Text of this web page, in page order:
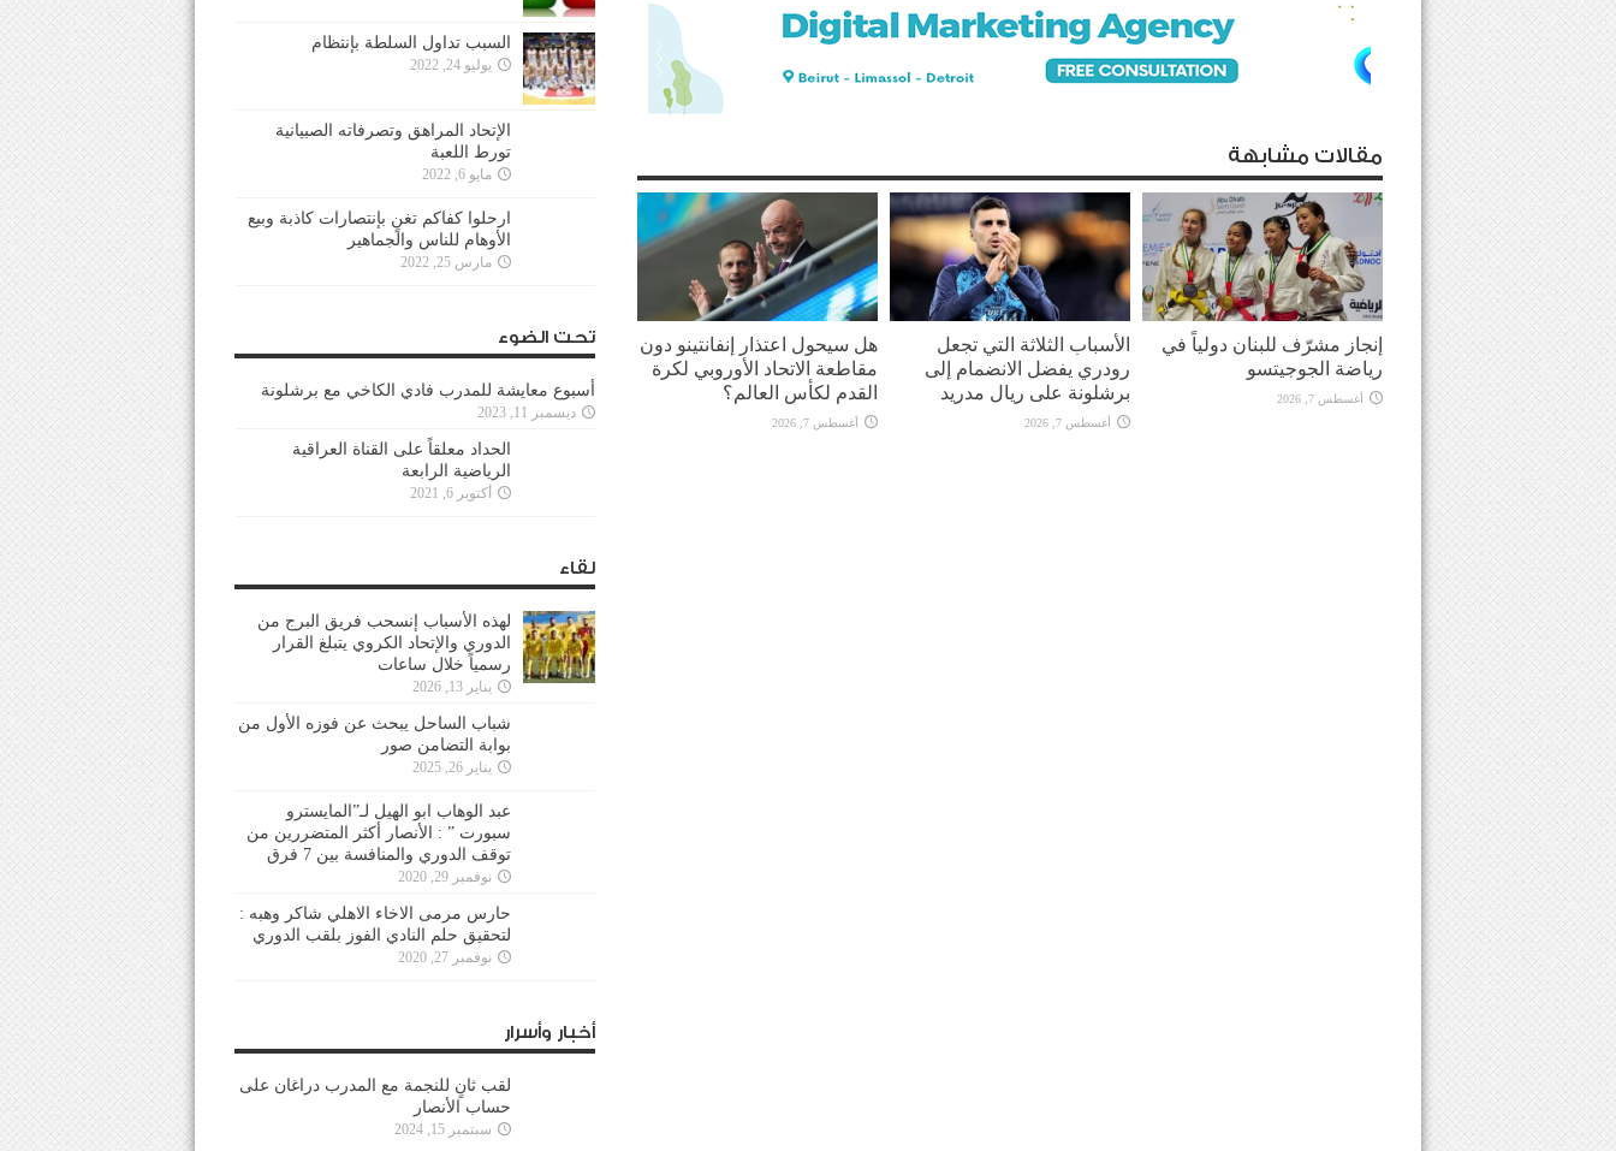
مقالات مشابهة
إنجاز مشرّف للبنان دولياً في
رياضة الجوجيتسو
أغسطس 7, 2026
الأسباب الثلاثة التي تجعل
رودري يفضل الانضمام إلى
برشلونة على ريال مدريد
أغسطس 7, 2026
هل سيحول اعتذار إنفانتينو دون
مقاطعة الاتحاد الأوروبي لكرة
القدم لكأس العالم؟
أغسطس 7, 2026
السبب تداول السلطة بإنتظام
يوليو 24, 2022
الإتحاد المراهق وتصرفاته الصبيانية
تورط اللعبة
مايو 6, 2022
ارحلوا كفاكم تغنٍ بإنتصارات كاذبة وبيع
الأوهام للناس والجماهير
مارس 25, 2022
تحت الضوء
أسبوع معايشة للمدرب فادي الكاخي مع برشلونة
ديسمبر 11, 2023
الحداد معلقاً على القناة العراقية
الرياضية الرابعة
أكتوبر 6, 2021
لقاء
لهذه الأسباب إنسحب فريق البرج من
الدوري والإتحاد الكروي يتبلغ القرار
رسمياً خلال ساعات
يناير 13, 2026
شباب الساحل يبحث عن فوزه الأول من
بوابة التضامن صور
يناير 26, 2025
عبد الوهاب ابو الهيل لـ”المايسترو
سبورت ” : الأنصار أكثر المتضررين من
توقف الدوري والمنافسة بين 7 فرق
نوفمبر 29, 2020
حارس مرمى الاخاء الاهلي شاكر وهبه :
لتحقيق حلم النادي الفوز بلقب الدوري
نوفمبر 27, 2020
أخبار وأسرار
لقب ثانٍ للنجمة مع المدرب دراغان على
حساب الأنصار
سبتمبر 15, 2024